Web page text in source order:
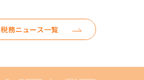
税務ニュース一覧